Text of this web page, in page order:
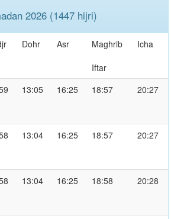
2026 (1447 hijri)
Dohr Asr
Maghrib
Iftar
Icha
13:05 16:25 18:57 20:27
13:04 16:25 18:57 20:27
13:04 16:25 18:58 20:28